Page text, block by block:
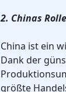
2. Chinas
China ist ein
Dank der
größte